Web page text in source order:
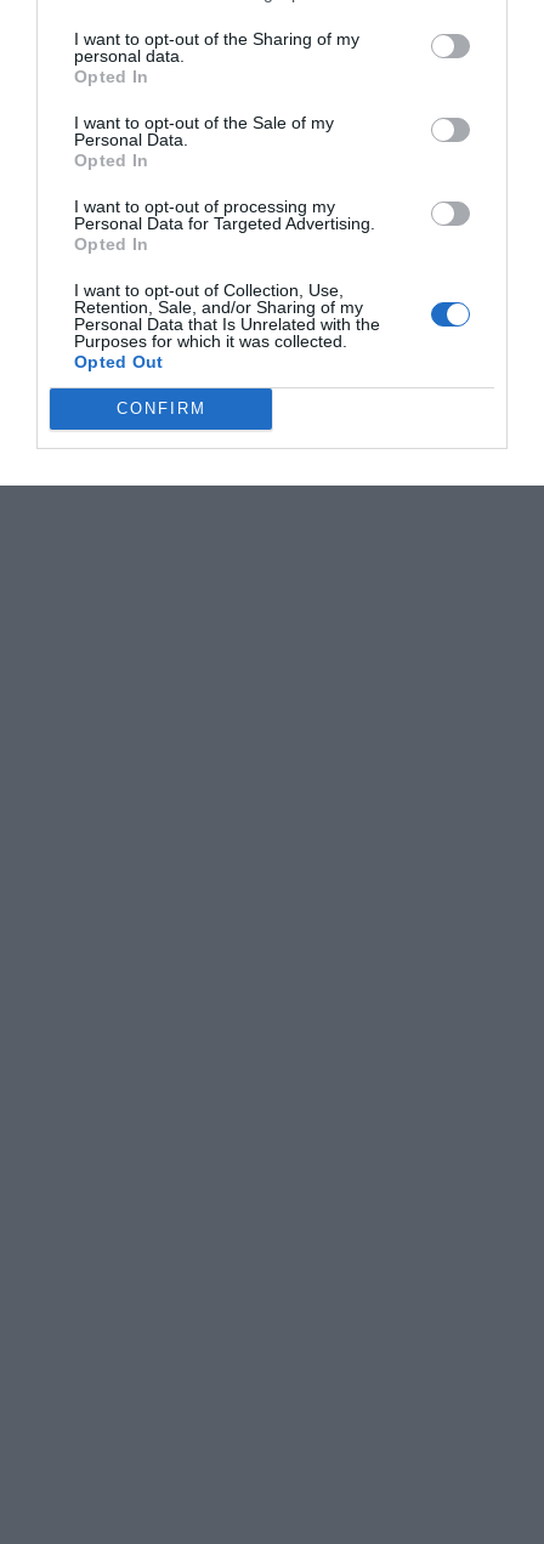
I want to opt-out of the Sharing of my
personal data.
Opted In
I want to opt-out of the Sale of my
Personal Data.
Opted In
I want to opt-out of processing my
Personal Data for Targeted Advertising.
Opted In
I want to opt-out of Collection, Use,
Retention, Sale, and/or Sharing of my
Personal Data that Is Unrelated with the
Purposes for which it was collected.
Opted Out
CONFIRM